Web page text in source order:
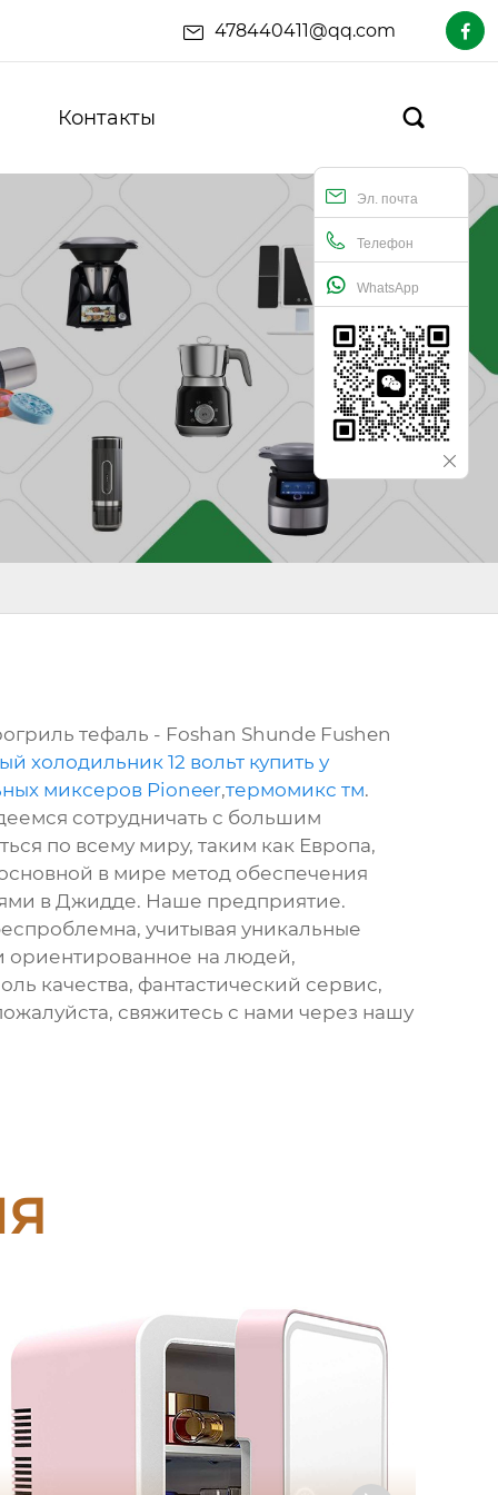
478440411@qq.com 
Контакты 
Эл. почта
Телефон
WhatsApp
тефаль - Foshan Shunde Fushen
холодильник 12 вольт купить у
миксеров Pioneer,термомикс тм.
сотрудничать с большим
по всему миру, таким как Европа,
в мире метод обеспечения
в Джидде. Наше предприятие.
учитывая уникальные
ориентированное на людей,
качества, фантастический сервис,
свяжитесь с нами через нашу